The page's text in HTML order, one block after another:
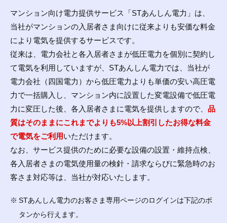
マンション向け電力提供サービス「STあんしん電力」は、
当社がマンションの入居者さま向けに従来よりも安価な料金
により電気を提供するサービスです。
従来は、電力会社と各入居者さまが低圧電力を個別に契約し
て電気を利用していますが、STあんしん電力では、当社が
電力会社（四国電力）から低圧電力よりも単価の安い高圧電
力で一括購入し、マンション内に設置した変電設備で低圧電
力に変圧した後、各入居者さまに電気を提供しますので、 品
質はそのままにこれまでよりも5%以上割引したお得な料金
で電気をご利用いただけます。
なお、サービス提供のために必要な設備の設置・維持点検、
各入居者さまの電気使用量の検針・請求ならびに緊急時のお
客さま対応等は、当社が対応いたします。
STあんしん電力のお客さま専用ページのログインは下記のボ
タンから行えます。